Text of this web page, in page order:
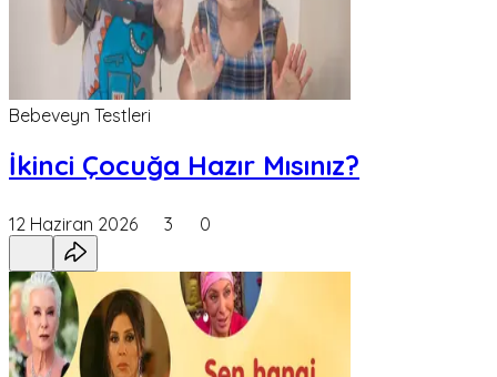
Bebeveyn Testleri
İkinci Çocuğa Hazır Mısınız?
12 Haziran 2026 3 0